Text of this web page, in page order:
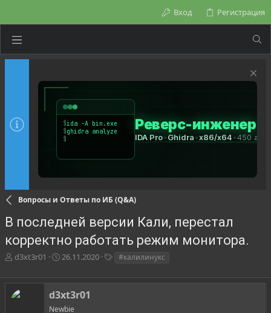
Вход Регистрация
Вопросы и Ответы по ИБ (Q&A)
В последней версии Кали, перестал
корректно работать режим монитора.
А
т
о
р
d3xt3r01
Д
т
н
а
26.11.2020
г
#калилинукс
d3xt3r01
Newbie